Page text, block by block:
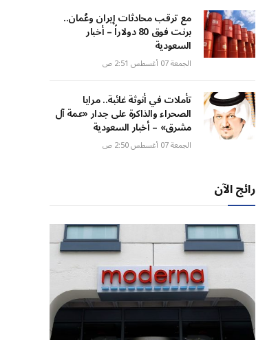
مع ترقب محادثات إيران وعُمان..
برنت فوق 80 دولاراً – أخبار
السعودية
الجمعة 07 أغسطس 2:51 ص
تأملات في أنوثة غائبة.. مرايا
الصحراء والذاكرة على جدار «عمة آل
مشرق» – أخبار السعودية
الجمعة 07 أغسطس 2:50 ص
رائج الآن